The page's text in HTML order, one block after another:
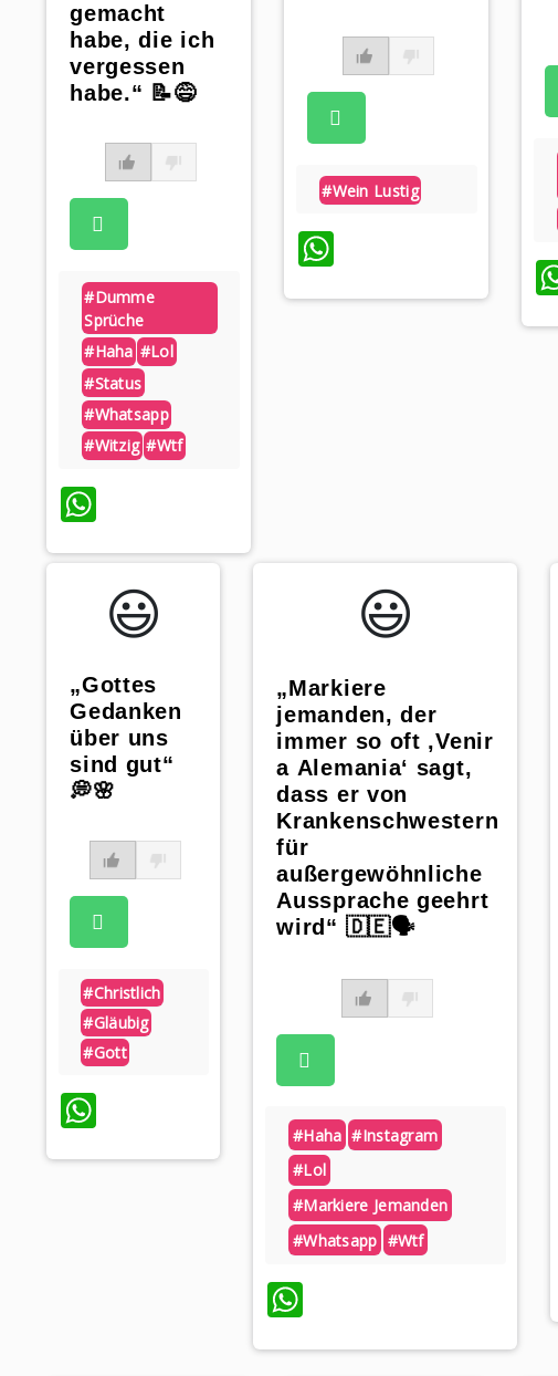
gemacht
habe, die ich
vergessen
habe.“ 📝😅
#dumme
Sprüche
#haha #lol
#status
#whatsapp
#witzig #wtf
WhatsApp
#wein Lustig
WhatsApp
😃️
„Gottes
Gedanken
über uns
sind gut“
💭🌸
#christlich
#gläubig
#gott
WhatsApp
😃️
„Markiere
jemanden, der
immer so oft ‚Venir
a Alemania‘ sagt,
dass er von
Krankenschwestern
für
außergewöhnliche
Aussprache geehrt
wird“ 🇩🇪🗣️
#haha #instagram
#lol
#markiere Jemanden
#whatsapp #wtf
WhatsApp